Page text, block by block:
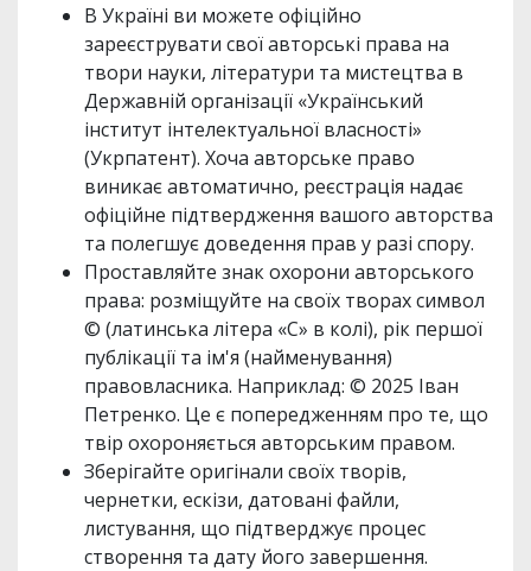
В Україні ви можете офіційно
зареєструвати свої авторські права на
твори науки, літератури та мистецтва в
Державній організації «Український
інститут інтелектуальної власності»
(Укрпатент). Хоча авторське право
виникає автоматично, реєстрація надає
офіційне підтвердження вашого авторства
та полегшує доведення прав у разі спору.
Проставляйте знак охорони авторського
права: розміщуйте на своїх творах символ
© (латинська літера «С» в колі), рік першої
публікації та ім'я (найменування)
правовласника. Наприклад: © 2025 Іван
Петренко. Це є попередженням про те, що
твір охороняється авторським правом.
Зберігайте оригінали своїх творів,
чернетки, ескізи, датовані файли,
листування, що підтверджує процес
створення та дату його завершення.